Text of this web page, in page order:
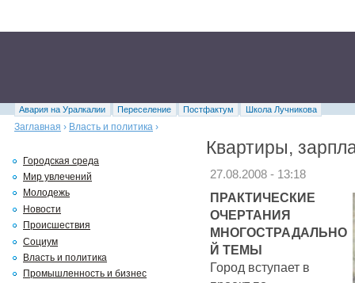
Авария на Уралкалии Переселение Постфактум
Школа Лучникова
Заглавная › Власть и политика ›
Квартиры,
27.08.2008 - 13:18
ПРАКТИЧЕСКИЕ
ОЧЕРТАНИЯ
МНОГОСТРАДАЛЬНО
Й ТЕМЫ
Город вступает в
Городская среда
Мир увлечений
Молодежь
Новости
Происшествия
Социум
Власть и политика
Промышленность и бизнес